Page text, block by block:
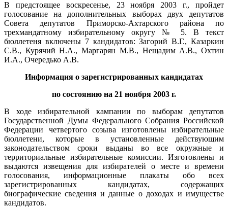
В предстоящее воскресенье, 23 ноября 2003 г., пройдет
голосование на дополнительных выборах двух депутатов
Совета депутатов Приморско-Ахтарского района по
трехмандатному избирательному округу № 5. В текст
бюллетеня включены 7 кандидатов: Загорий В.Г., Казаркин
С.В., Курячий Н.А., Маргарян М.В., Нещадим А.В., Охтин
И.А., Очередько А.В.
Информация о зарегистрированных кандидатах
по состоянию на 21 ноября 2003 г.
В ходе избирательной кампании по выборам депутатов
Государственной Думы Федерального Собрания Российской
Федерации четвертого созыва изготовлены избирательные
бюллетени, которые в установленные действующим
законодательством сроки выданы во все окружные и
территориальные избирательные комиссии. Изготовлены и
выдаются извещения для избирателей о месте и времени
голосования, информационные плакаты обо всех
зарегистрированных кандидатах, содержащих
биографические сведения и данные о доходах и имуществе
кандидатов.